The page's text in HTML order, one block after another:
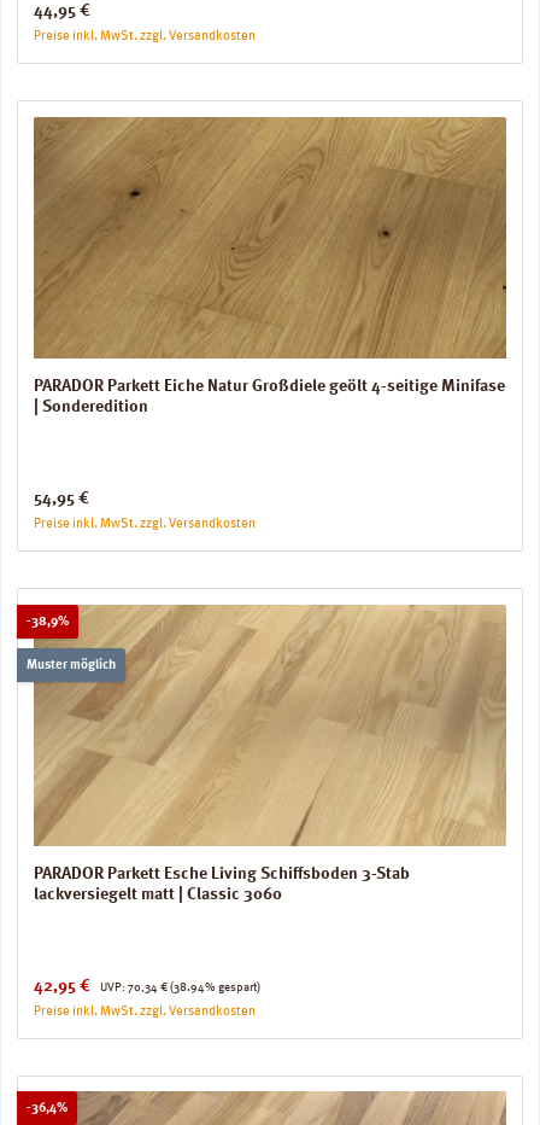
Regulärer Preis:
44,95 €
Preise inkl. MwSt. zzgl. Versandkosten
PARADOR Parkett Eiche Natur Großdiele geölt 4-seitige Minifase
| Sonderedition
Regulärer Preis:
54,95 €
Preise inkl. MwSt. zzgl. Versandkosten
-38,9%Rabatt
Muster möglich
PARADOR Parkett Esche Living Schiffsboden 3-Stab
lackversiegelt matt | Classic 3060
Verkaufspreis:
42,95 € UVP:
Regulärer Preis:
70,34 € (38.94% gespart)
Preise inkl. MwSt. zzgl. Versandkosten
-36,4%Rabatt